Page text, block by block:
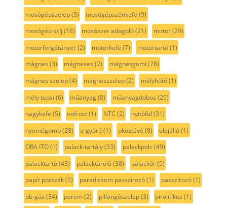
mosógépszelep(3) mosógépszénkefe (9)
mosógép szíj (18) mosószer adagoló(21) motor(29)
motorforgótányér(2) motorkefe (7) motortartó(1)
mágnes (3) mágneses (2) mágnesgumi (78)
mágnes szelep(4) mágnesszelep(2) mélyhűtő(1)
mély tepsi (6) műanyag(8) műanyagdoboz (29)
nagykefe (5) nofrost(1) NTC (2) nyitófül (31)
nyomógomb(28) o-gyűrű(1) okostévé (8) olajálló(1)
ORA ITO(1) palack-tartály(33) palackpolc(49)
palacktartó(43) palacktároló(38) palackőr(5)
papír porszák(5) paradicsom passzírozó(1) passzírozó(1)
pb-gáz (34) perem(2) pillangószelep(3) pirolitikus (1)